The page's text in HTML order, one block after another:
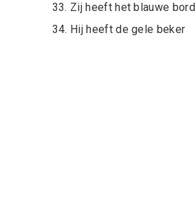
Zij heeft het blauwe bord
Hij heeft de gele beker